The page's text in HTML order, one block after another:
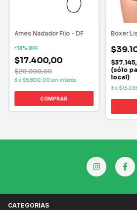
Arnes Nadador Fijo - DF
-13%OFF
$17.400,00
$20.000,00
3x $5.800,00sin interés
Boxer
(sólo
local)
3x
CATEGORÍAS